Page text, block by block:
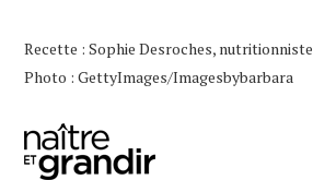
Recette : Sophie Desroches, nutritionniste
Photo : GettyImages/Imagesbybarbara